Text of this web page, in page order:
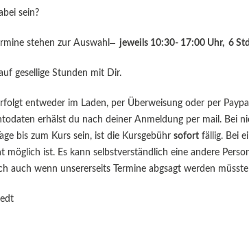
sein?
stehen zur Auswahl jeweils 10:30- 17:00 Uhr, 6
gesellige Stunden mit Dir.
entweder im Laden, per Überweisung oder per
erhälst du nach deiner Anmeldung per mail. Bei
bis zum Kurs sein, ist die Kursgebühr sofort fällig. Bei
möglich ist. Es kann selbstverständlich eine andere
auch wenn unsererseits Termine abgsagt werden